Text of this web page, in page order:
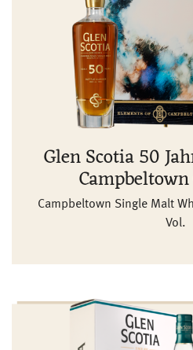
Glen Scotia 50
Campbeltown Single Malt
Vol.